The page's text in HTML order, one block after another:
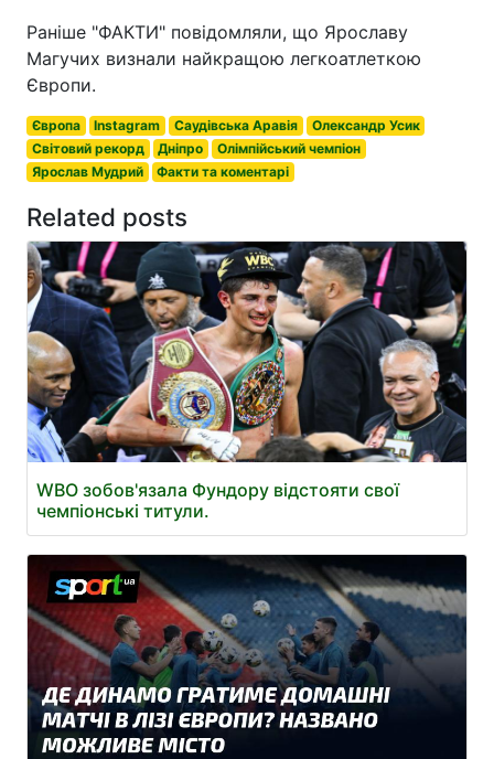
Раніше "ФАКТИ" повідомляли, що Ярославу
Магучих визнали найкращою легкоатлеткою
Європи.
Європа Instagram Саудівська Аравія
Олександр Усик
Світовий рекорд
Дніпро
Олімпійський чемпіон
Ярослав Мудрий
Факти та коментарі
Related posts
WBO зобов'язала Фундору відстояти свої
чемпіонські титули.